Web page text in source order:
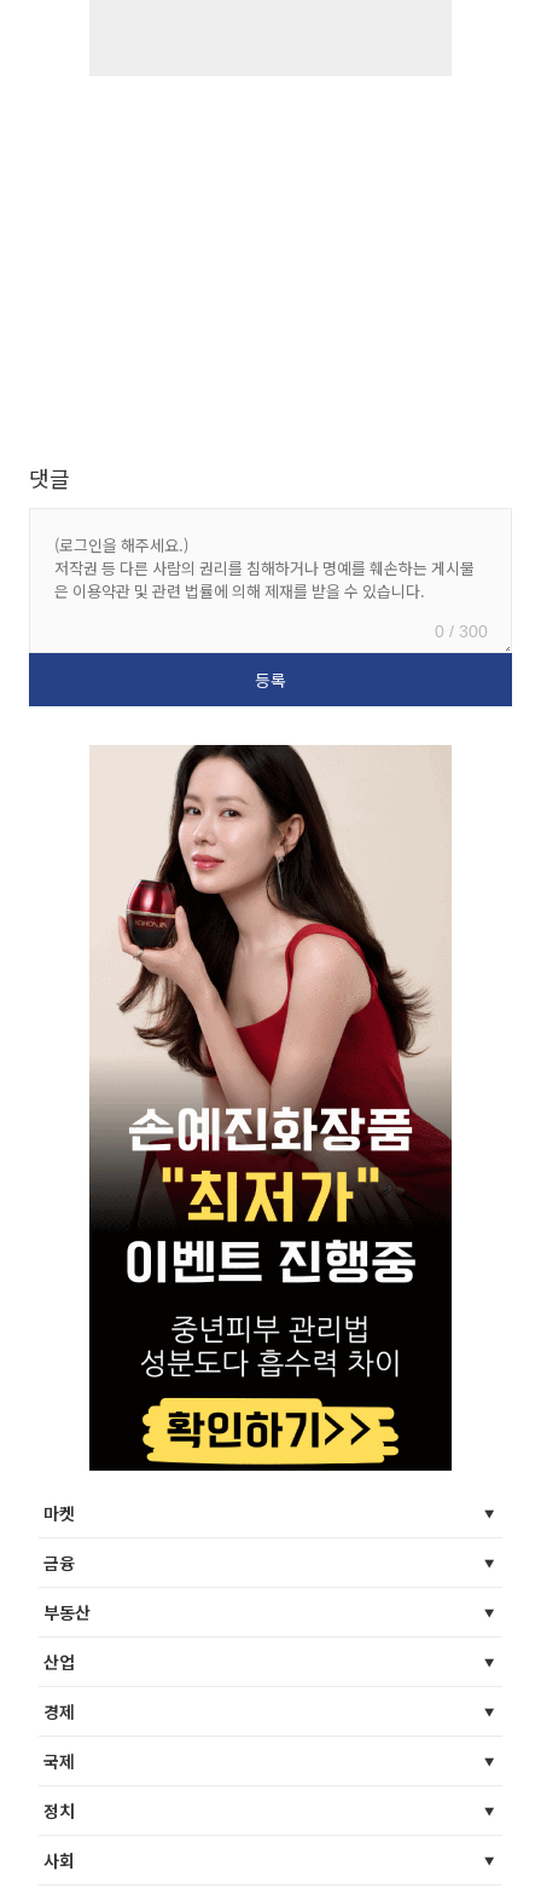
댓글
0 / 300
마켓
금융
부동산
산업
경제
국제
정치
사회